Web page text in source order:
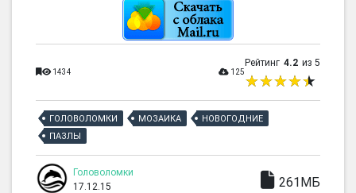
1434 125
Рейтинг 4.2 из 5
ГОЛОВОЛОМКИ МОЗАИКА
НОВОГОДНИЕ
ПАЗЛЫ
Головоломки
17.12.15
261МБ